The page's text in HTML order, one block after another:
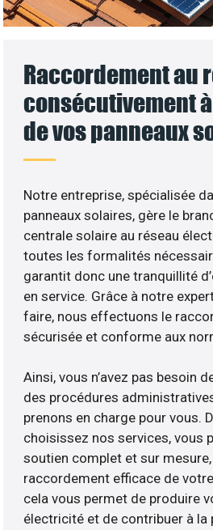
Raccordement au
consécutivement
de vos panneaux
Notre entreprise, spécialisée
panneaux solaires, gère le
centrale solaire au réseau
toutes les formalités
garantit donc une tranquillité
en service. Grâce à notre
faire, nous effectuons le
sécurisée et conforme aux
Ainsi, vous n’avez pas besoin
des procédures
prenons en charge pour vous.
choisissez nos services, vous
soutien complet et sur
raccordement efficace de
cela vous permet de produire
électricité et de contribuer à la